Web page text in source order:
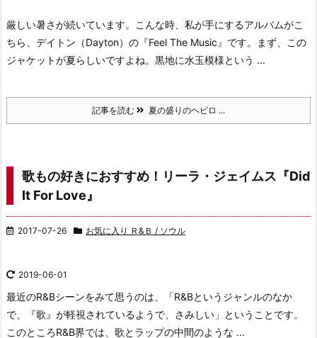
厳しい暑さが続いています。
こんな時、私が手にするアルバムがこ
ちら、 デイトン（Dayton）の『Feel The Music』です。
まず、この
ジャケットが夏らしいですよね。 黒地に水玉模様という ...
記事を読む 夏の盛りのヘビロ ...
歌もの好きにおすすめ！リーラ・ジェイムス『Did
It For Love』
2017-07-26 お気に入り Ｒ&Ｂ / ソウル
2019-06-01
最近のR&Bシーンをみて思うのは、
「R&Bというジャンルのなか
で、
『歌』が軽視されているようで、さみしい」 ということです。
このところR&B界では、歌とラップの中間のような ...